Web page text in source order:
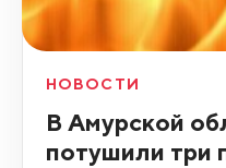
НОВОСТИ
В Амурской
потушили три